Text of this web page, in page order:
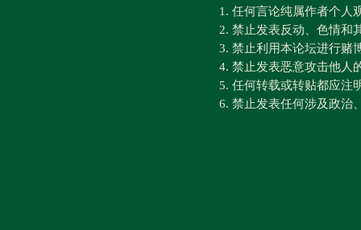
1. 任何言论纯属作者个人
2. 禁止发表反动、色情和
3. 禁止利用本论坛进行赌
4. 禁止发表恶意攻击他人
5. 任何转载或转贴都应注
6. 禁止发表任何涉及政治